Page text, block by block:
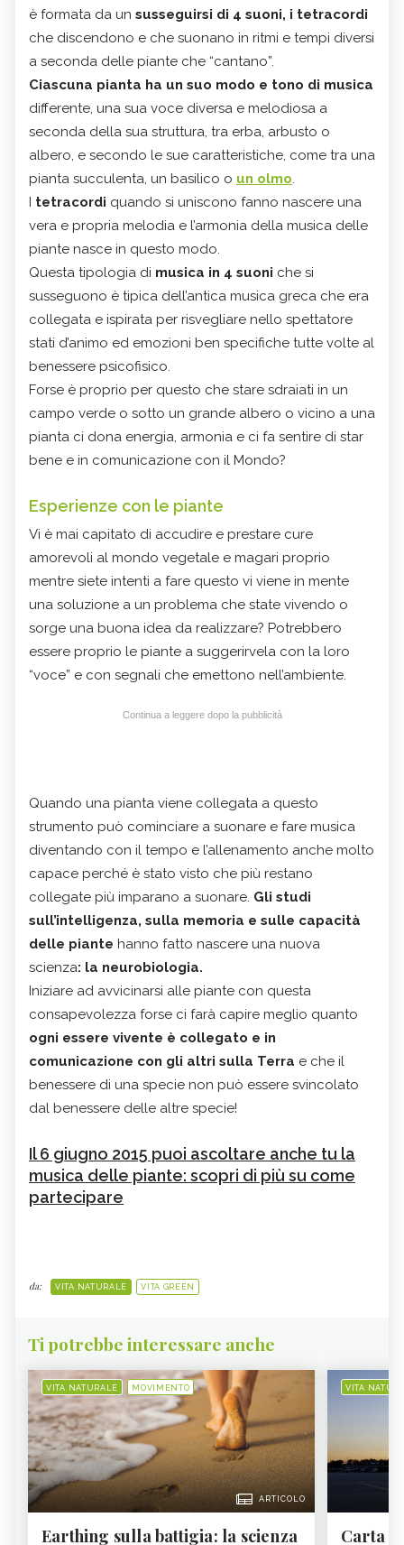
è formata da un susseguirsi di 4 suoni, i tetracordi
che discendono e che suonano in ritmi e tempi diversi
a seconda delle piante che “cantano”.
Ciascuna pianta ha un suo modo e tono di musica
differente, una sua voce diversa e melodiosa a
seconda della sua struttura, tra erba, arbusto o
albero, e secondo le sue caratteristiche, come tra una
pianta succulenta, un basilico o un olmo.
I tetracordi quando si uniscono fanno nascere una
vera e propria melodia e l’armonia della musica delle
piante nasce in questo modo.
Questa tipologia di musica in 4 suoni che si
susseguono è tipica dell’antica musica greca che era
collegata e ispirata per risvegliare nello spettatore
stati d’animo ed emozioni ben specifiche tutte volte al
benessere psicofisico.
Forse è proprio per questo che stare sdraiati in un
campo verde o sotto un grande albero o vicino a una
pianta ci dona energia, armonia e ci fa sentire di star
bene e in comunicazione con il Mondo?
Esperienze con le piante
Vi è mai capitato di accudire e prestare cure
amorevoli al mondo vegetale e magari proprio
mentre siete intenti a fare questo vi viene in mente
una soluzione a un problema che state vivendo o
sorge una buona idea da realizzare? Potrebbero
essere proprio le piante a suggerirvela con la loro
“voce” e con segnali che emettono nell’ambiente.
Continua a leggere dopo la pubblicità
Quando una pianta viene collegata a questo
strumento può cominciare a suonare e fare musica
diventando con il tempo e l’allenamento anche molto
capace perché è stato visto che più restano
collegate più imparano a suonare. Gli studi
sull’intelligenza, sulla memoria e sulle capacità
delle piante hanno fatto nascere una nuova
scienza: la neurobiologia.
Iniziare ad avvicinarsi alle piante con questa
consapevolezza forse ci farà capire meglio quanto
ogni essere vivente è collegato e in
comunicazione con gli altri sulla Terra e che il
benessere di una specie non può essere svincolato
dal benessere delle altre specie!
Il 6 giugno 2015 puoi ascoltare anche tu la
musica delle piante: scopri di più su come
partecipare
da: VITA NATURALE VITA GREEN
Ti potrebbe interessare anche
VITA NATURALE MOVIMENTO
ARTICOLO
Earthing sulla battigia: la scienza
VITA
Carta